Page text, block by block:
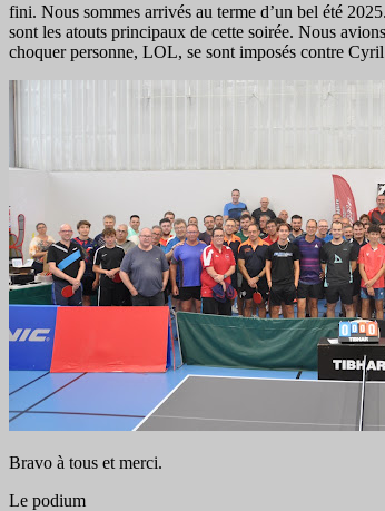
fini. Nous sommes arrivés au terme d’un bel été
sont les atouts principaux de cette soirée. Nous
choquer personne, LOL, se sont imposés contre
Bravo à tous et merci.
Le podium